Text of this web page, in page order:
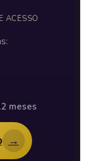
ACESSO
meses
→